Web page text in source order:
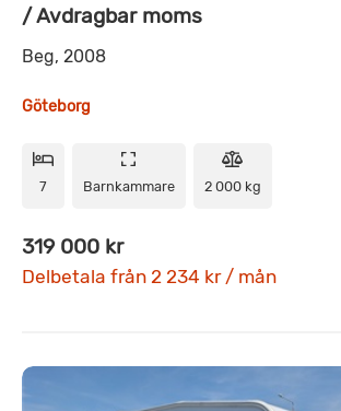
/ Avdragbar moms
Beg, 2008
Göteborg
7 Barnkammare 2 000 kg
319 000 kr
Delbetala från 2 234 kr / mån